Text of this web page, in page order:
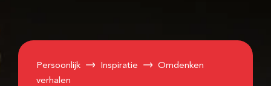
Persoonlijk Inspiratie
Omdenken
verhalen